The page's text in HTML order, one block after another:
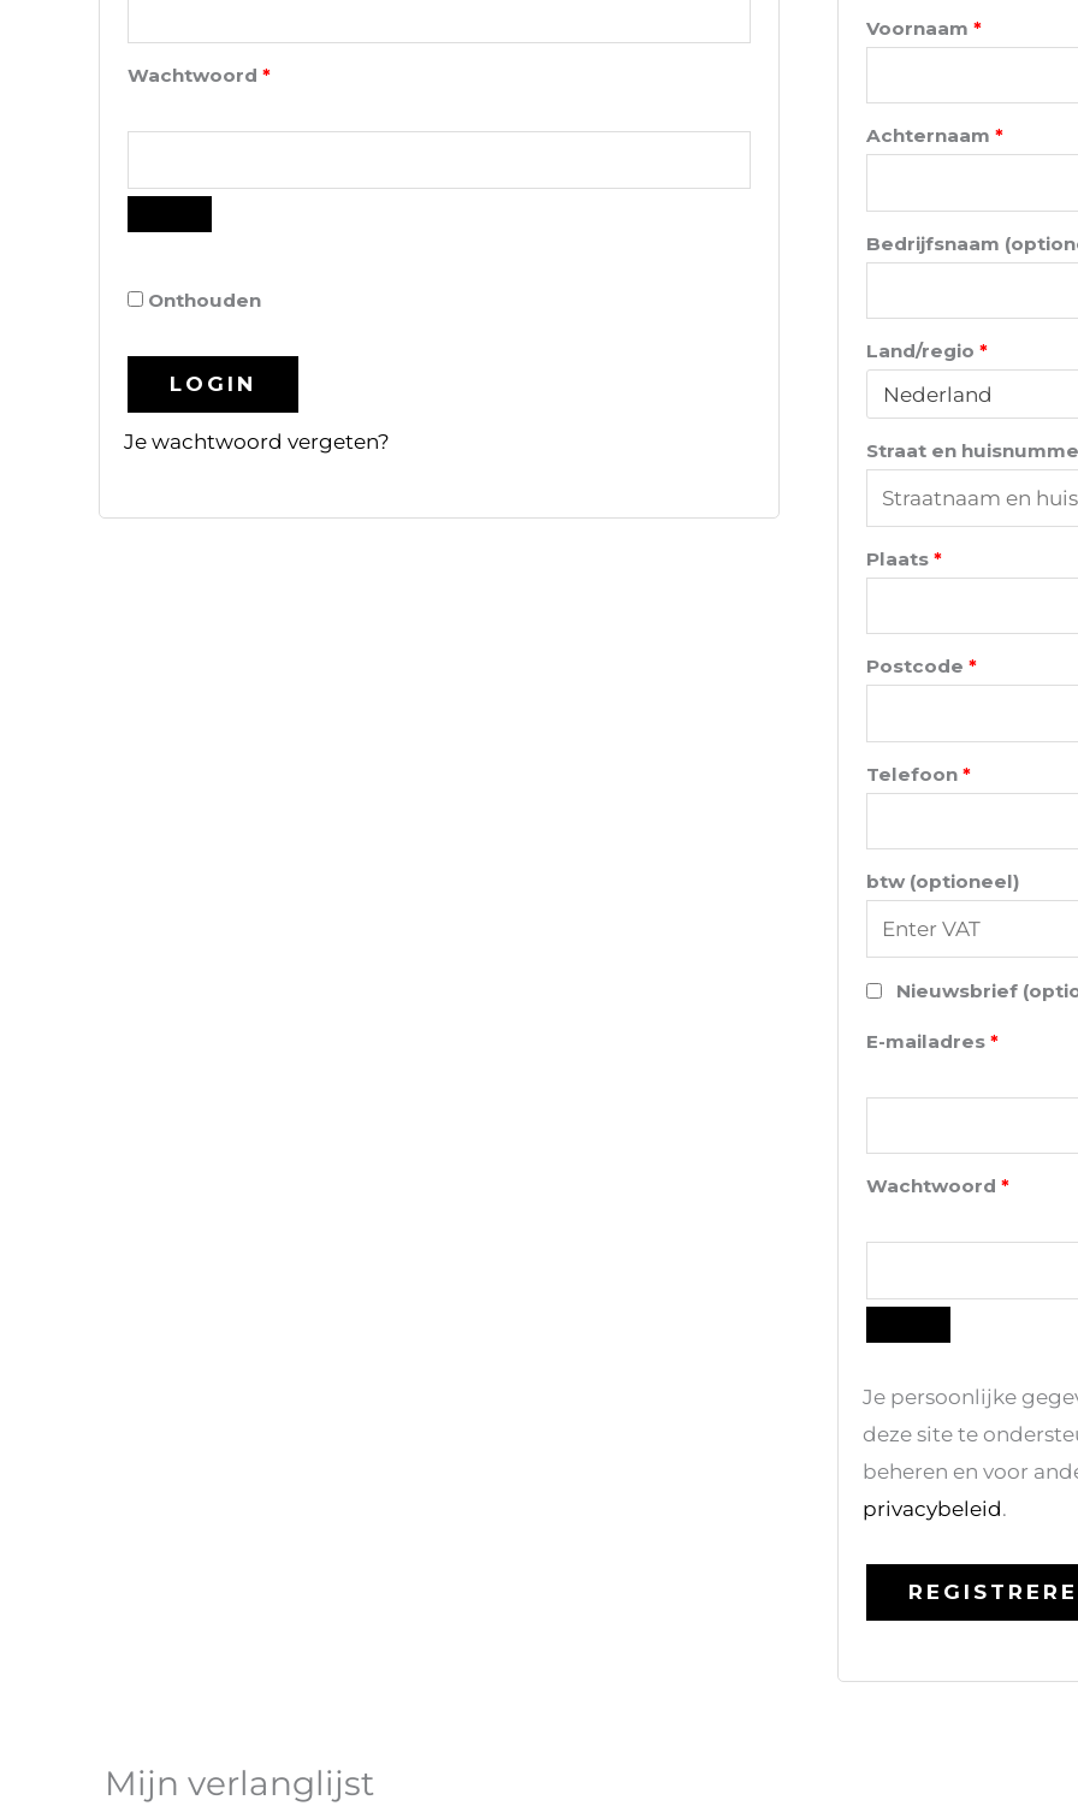
Wachtwoord *
Onthouden
LOGIN
Je wachtwoord vergeten?
Voornaam *
Achternaam *
Bedrijfsnaam
Land/regio *
Nederland
Straat en
Plaats *
Postcode *
Telefoon *
btw (optioneel)
Nieuwsbrief
E-mailadres *
Wachtwoord *
Je persoonlijke
deze site te
beheren en voor
privacybeleid.
Mijn verlanglijst